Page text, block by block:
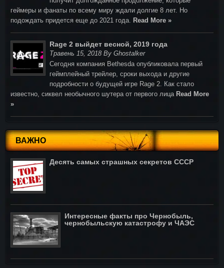
геймеры и фанаты по всему миру ждали долгие 8 лет. Но
подождать придется еще до 2021 года. Read More »
Rage 2 выйдет весной, 2019 года
Травень 15, 2018 By Ghostalker
Cегодня компания Bethesda опубликовала первый
геймплейный трейлер, сроки выхода и другие
подробности о будущей игре Rage 2. Как стало
известно, сиквел необычного шутера от первого лица Read More
»
ВАЖНО
Десять самых страшных секретов СССР
Интересные факты про Чернобыль,
чернобыльскую катастрофу и ЧАЭС